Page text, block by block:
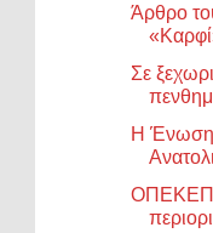
Άρθρο
Σε
Η Ένωση